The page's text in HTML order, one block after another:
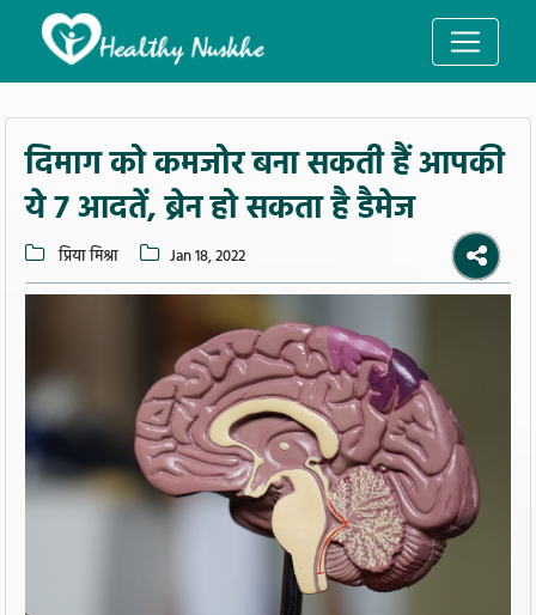
दिमाग को कमजोर बना सकती हैं आपकी
ये 7 आदतें, ब्रेन हो सकता है डैमेज
प्रिया मिश्रा Jan 18, 2022